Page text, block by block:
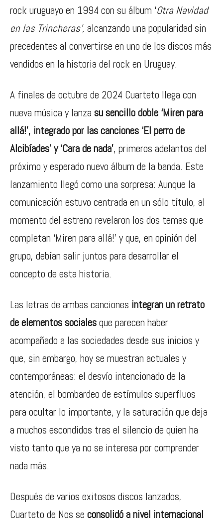
rock uruguayo en 1994 con su álbum ‘Otra Navidad
en las Trincheras’, alcanzando una popularidad sin
precedentes al convertirse en uno de los discos más
vendidos en la historia del rock en Uruguay.
A finales de octubre de 2024 Cuarteto llega con
nueva música y lanza su sencillo doble ‘Miren para
allá!’, integrado por las canciones ‘El perro de
Alcibíades’ y ‘Cara de nada’, primeros adelantos del
próximo y esperado nuevo álbum de la banda. Este
lanzamiento llegó como una sorpresa: Aunque la
comunicación estuvo centrada en un sólo título, al
momento del estreno revelaron los dos temas que
completan ‘Miren para allá!’ y que, en opinión del
grupo, debían salir juntos para desarrollar el
concepto de esta historia.
Las letras de ambas canciones integran un retrato
de elementos socialesque parecen haber
acompañado a las sociedades desde sus inicios y
que, sin embargo, hoy se muestran actuales y
contemporáneas: el desvío intencionado de la
atención, el bombardeo de estímulos superfluos
para ocultar lo importante, y la saturación que deja
a muchos escondidos tras el silencio de quien ha
visto tanto que ya no se interesa por comprender
nada más.
Después de varios exitosos discos lanzados,
Cuarteto de Nos se consolidó a nivel internacional